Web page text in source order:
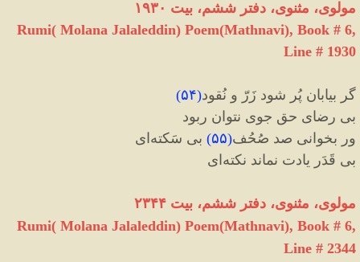
مولوی، مثنوی، دفتر ششم، بیت ۱۹۳۰
Rumi( Molana Jalaleddin) Poem(Mathnavi), Book # 6,
Line # 1930
گر بیابان پُر شود زَرّ و نُقود(۵۴)
بی رضای حق جوی نتوان ربود
ور بخوانی صد صُحُف(۵۵) بی سَکته ای
بی قَدَر یادت نماند نکته ای
مولوی، مثنوی، دفتر ششم، بیت ۲۳۴۴
Rumi( Molana Jalaleddin) Poem(Mathnavi), Book # 6,
Line # 2344